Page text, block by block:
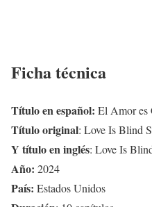
Ficha técnica
Título en español: El Amor es
Título original: Love Is Blind
Y título en inglés: Love Is
Año: 2024
País: Estados Unidos